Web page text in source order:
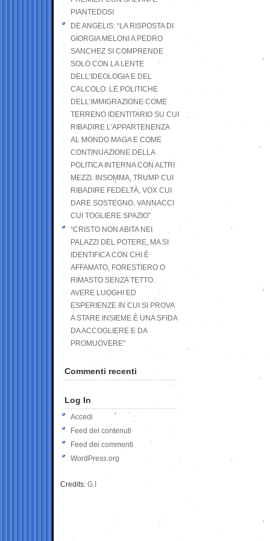
PIANTEDOSI
DE ANGELIS: “LA RISPOSTA DI
GIORGIA MELONI A PEDRO
SANCHEZ SI COMPRENDE
SOLO CON LA LENTE
DELL’IDEOLOGIA E DEL
CALCOLO: LE POLITICHE
DELL’IMMIGRAZIONE COME
TERRENO IDENTITARIO SU CUI
RIBADIRE L’APPARTENENZA
AL MONDO MAGA E COME
CONTINUAZIONE DELLA
POLITICA INTERNA CON ALTRI
MEZZI. INSOMMA, TRUMP CUI
RIBADIRE FEDELTÀ, VOX CUI
DARE SOSTEGNO, VANNACCI
CUI TOGLIERE SPAZIO”
“CRISTO NON ABITA NEI
PALAZZI DEL POTERE, MA SI
IDENTIFICA CON CHI È
AFFAMATO, FORESTIERO O
RIMASTO SENZA TETTO.
AVERE LUOGHI ED
ESPERIENZE IN CUI SI PROVA
A STARE INSIEME È UNA SFIDA
DA ACCOGLIERE E DA
PROMUOVERE”
Commenti recenti
Log In
Accedi
Feed dei contenuti
Feed dei commenti
WordPress.org
Credits: G.I